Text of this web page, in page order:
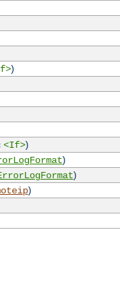
)
<If>)
)
)
)